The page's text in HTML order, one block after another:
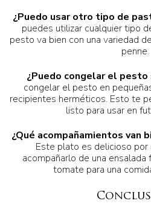
¿Puedo usar otro tipo de
puedes utilizar cualquier tipo
pesto va bien con una variedad
penne.
¿Puedo congelar el pesto
congelar el pesto en
recipientes herméticos. Esto te
listo para usar en
¿Qué acompañamientos van
Este plato es delicioso
acompañarlo de una
tomate para una